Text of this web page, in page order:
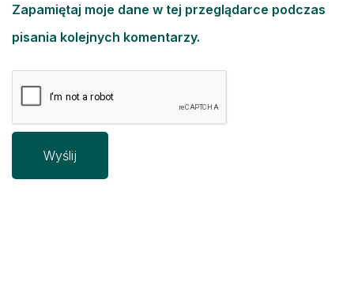
Zapamiętaj moje dane w tej przeglądarce podczas
pisania kolejnych komentarzy.